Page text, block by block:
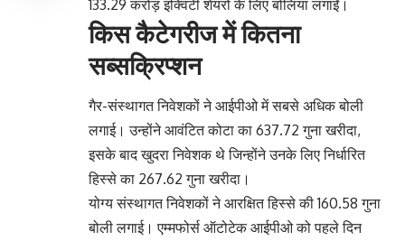
133.29 करोड़ इक्विटी शेयरों के लिए बोलियां लगाईं।
किस कैटेगरीज में कितना
सब्सक्रिप्शन
गैर-संस्थागत निवेशकों ने आईपीओ में सबसे अधिक बोली
लगाई। उन्होंने आवंटित कोटा का 637.72 गुना खरीदा,
इसके बाद खुदरा निवेशक थे जिन्होंने उनके लिए निर्धारित
हिस्से का 267.62 गुना खरीदा।
योग्य संस्थागत निवेशकों ने आरक्षित हिस्से की 160.58 गुना
बोली लगाई। एम्मफोर्स ऑटोटेक आईपीओ को पहले दिन